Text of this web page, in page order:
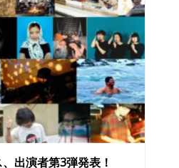
出演者第3弾発表！